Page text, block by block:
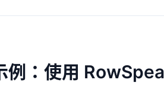
例：使用